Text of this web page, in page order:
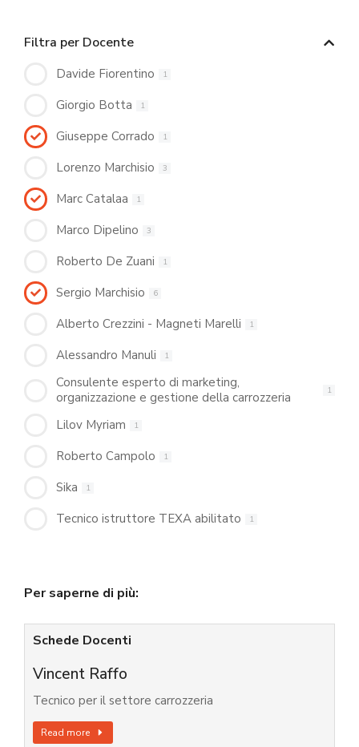
Filtra per Docente
Davide Fiorentino 1
Giorgio Botta 1
Giuseppe Corrado 1
Lorenzo Marchisio 3
Marc Catalaa 1
Marco Dipelino 3
Roberto De Zuani 1
Sergio Marchisio 6
Alberto Crezzini - Magneti Marelli 1
Alessandro Manuli 1
Consulente esperto di marketing,
organizzazione e gestione della carrozzeria
1
Lilov Myriam 1
Roberto Campolo 1
Sika 1
Tecnico istruttore TEXA abilitato 1
Per saperne di più:
Schede Docenti
Vincent Raffo
Tecnico per il settore carrozzeria
Read more